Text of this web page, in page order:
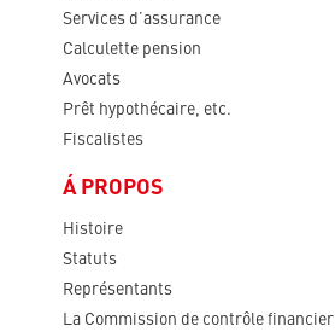
Services d’assurance
Calculette pension
Avocats
Prêt hypothécaire, etc.
Fiscalistes
Á PROPOS
Histoire
Statuts
Représentants
La Commission de contrôle financier